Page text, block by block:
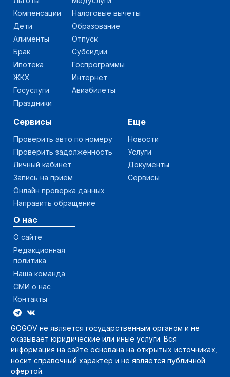
Компенсации
Дети
Алименты
Брак
Ипотека
ЖКХ
Госуслуги
Праздники
Налоговые вычеты
Образование
Отпуск
Субсидии
Госпрограммы
Интернет
Авиабилеты
Сервисы
Проверить авто по номеру
Проверить задолженность
Личный кабинет
Запись на прием
Онлайн проверка данных
Направить обращение
Еще
Новости
Услуги
Документы
Сервисы
О нас
О сайте
Редакционная
политика
Наша команда
СМИ о нас
Контакты
GOGOV не является государственным органом и не
оказывает юридические или иные услуги. Вся
информация на сайте основана на открытых источниках,
носит справочный характер и не является публичной
офертой.